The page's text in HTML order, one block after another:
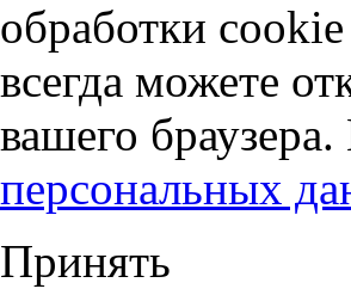
обработки
всегда можете
вашего
персональных
Принять